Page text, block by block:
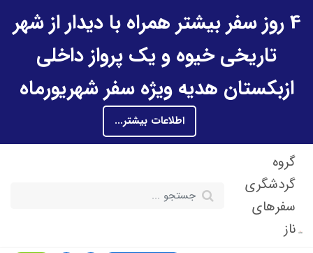
4 روز سفر بیشتر همراه با دیدار از شهر
تاریخی خیوه و یک پرواز داخلی
ازبکستان هدیه ویژه سفر شهریورماه
اطلاعات بیشتر...
گروه
گردشگری
سفرهای
ناز